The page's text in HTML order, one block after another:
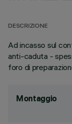
DESCRIZIONE
Ad incasso sul
anti-caduta -
foro di
Montaggio